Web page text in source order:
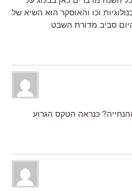
וכו והאוסקר הוא השיא של
סביב מדורת השבט
כנראה הטקס הגרוע